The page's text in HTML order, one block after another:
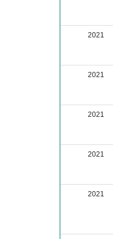
2021
2021
2021
2021
2021